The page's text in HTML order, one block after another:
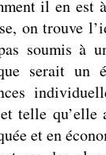
il en est
on trouve
soumis à
serait un
telle
et en